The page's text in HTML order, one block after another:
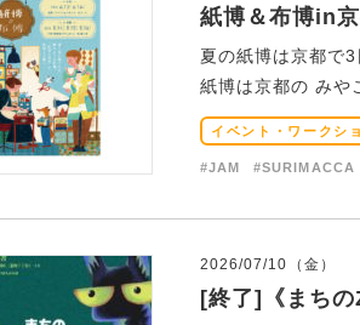
紙博＆布博in
夏の紙博は京都で
紙博は京都の みや
イベント・ワークシ
#JAM #SURIMACCA
2026/07/10（金）
[終了]《まち